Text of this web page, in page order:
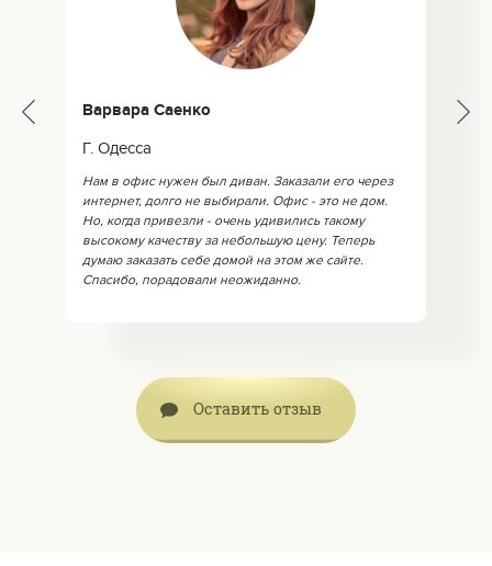
Варвара Саенко
Г. Одесса
Нам в офис нужен был диван. Заказали его через
интернет, долго не выбирали. Офис - это не дом.
Но, когда привезли - очень удивились такому
высокому качеству за небольшую цену. Теперь
думаю заказать себе домой на этом же сайте.
Спасибо, порадовали неожиданно.
Оставить отзыв